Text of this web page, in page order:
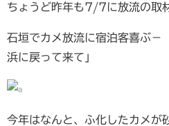
ちょうど昨年も7/7に放流の取
石垣でカメ放流に宿泊客喜ぶ－
浜に戻って来て」
今年はなんと、ふ化したカメが